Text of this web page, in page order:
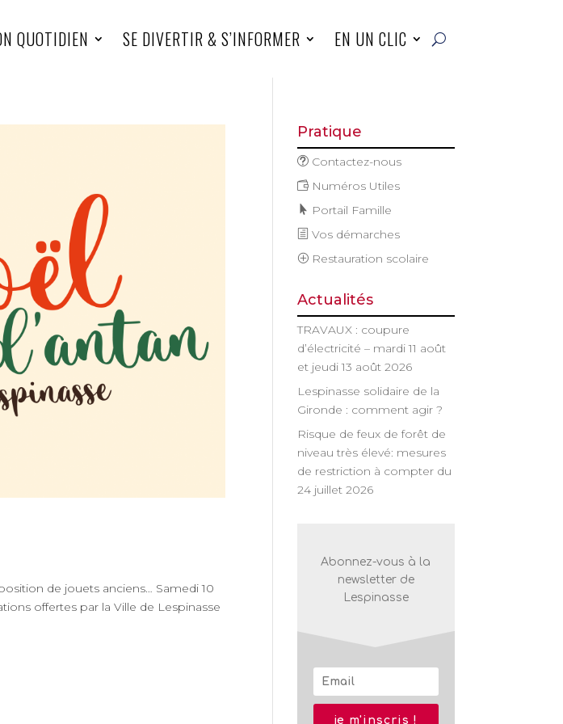
QUOTIDIEN SE DIVERTIR & S’INFORMER EN UN CLIC
de jouets anciens… Samedi 10
offertes par la Ville de Lespinasse
Pratique
Contactez-nous
Numéros Utiles
Portail Famille
Vos démarches
Restauration scolaire
Actualités
TRAVAUX : coupure
d’électricité – mardi 11 août
et jeudi 13 août 2026
Lespinasse solidaire de la
Gironde : comment agir ?
Risque de feux de forêt de
niveau très élevé: mesures
de restriction à compter du
24 juillet 2026
Abonnez-vous à la
newsletter de
Lespinasse
je m'inscris !